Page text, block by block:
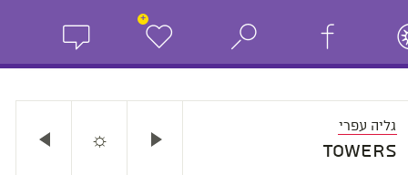
+
גליה עפרי
Towers
☼